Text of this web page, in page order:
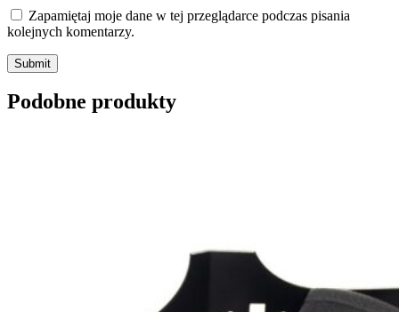
Zapamiętaj moje dane w tej przeglądarce podczas pisania
kolejnych komentarzy.
Submit
Podobne produkty